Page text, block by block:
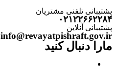
پشتیبانی تلفنی مشتریان
۰۲۱۲۲۶۶۲۲۸۴
پشتیبانی آنلاین
info@revayatpishraft.gov.ir
مارا دنبال کنید